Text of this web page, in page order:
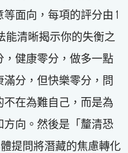
面向，每項的評分由 1
能清晰揭示你的失衡之
健康零分，做多一點
分，但快樂零分，問
在為難自己，而是為
向。然後是「釐清恐
提問將潛藏的焦慮轉化